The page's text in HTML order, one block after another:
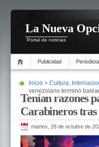
La Nueva
Portal de noticias
Publicidad Periodista
Inicio > Cultura,
venezolano terminó
Tenían razones
Carabineros
martes, 28 de octubre de